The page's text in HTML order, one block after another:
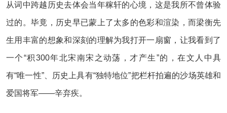
从词中跨越历史去体会当年稼轩的心境，这是我所不曾体验
过的。毕竟，历史早已蒙上了太多的色彩和渲染，而梁衡先
生用丰富的想象和深刻的理解为我打开一扇窗，让我看到了
一个“积300年北宋南宋之动荡，才产生”的，在文人中具
有“唯一性”、历史上具有“独特地位”把栏杆拍遍的沙场英雄和
爱国将军——辛弃疾。